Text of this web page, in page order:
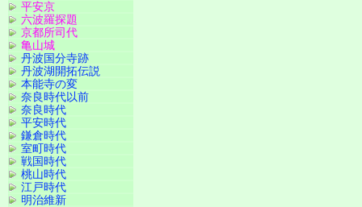
平安京
六波羅探題
京都所司代
亀山城
丹波国分寺跡
丹波湖開拓伝説
本能寺の変
奈良時代以前
奈良時代
平安時代
鎌倉時代
室町時代
戦国時代
桃山時代
江戸時代
明治維新